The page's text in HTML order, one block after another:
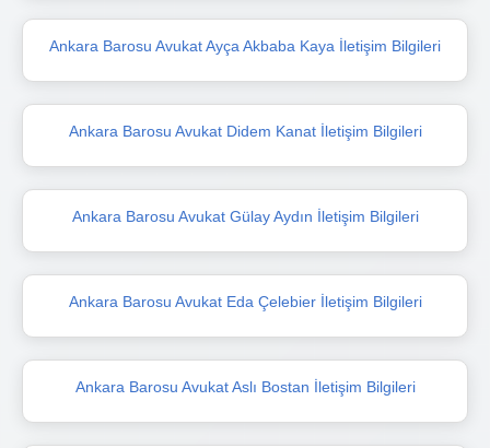
Ankara Barosu Avukat Ayça Akbaba Kaya İletişim Bilgileri
Ankara Barosu Avukat Didem Kanat İletişim Bilgileri
Ankara Barosu Avukat Gülay Aydın İletişim Bilgileri
Ankara Barosu Avukat Eda Çelebier İletişim Bilgileri
Ankara Barosu Avukat Aslı Bostan İletişim Bilgileri